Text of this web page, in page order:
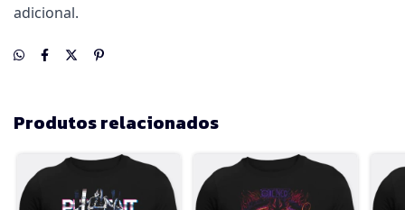
adicional.
Produtos relacionados